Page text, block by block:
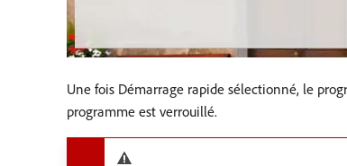
Une fois Démarrage rapide sélectionné, le
programme est verrouillé.